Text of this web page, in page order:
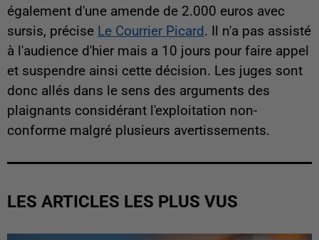
également d'une amende de 2.000 euros avec
sursis, précise Le Courrier Picard. Il n'a pas assisté
à l'audience d'hier mais a 10 jours pour faire appel
et suspendre ainsi cette décision. Les juges sont
donc allés dans le sens des arguments des
plaignants considérant l'exploitation non-
conforme malgré plusieurs avertissements.
LES ARTICLES LES PLUS VUS